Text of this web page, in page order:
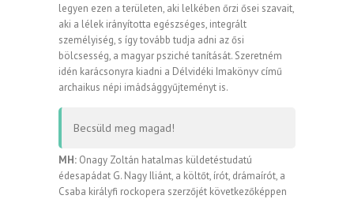
legyen ezen a területen, aki lelkében őrzi ősei szavait,
aki a lélek irányította egészséges, integrált
személyiség, s így tovább tudja adni az ősi
bölcsesség, a magyar psziché tanítását. Szeretném
idén karácsonyra kiadni a Délvidéki Imakönyv című
archaikus népi imádsággyűjteményt is.
Becsüld meg magad!
MH: Onagy Zoltán hatalmas küldetéstudatú
édesapádat G. Nagy Iliánt, a költőt, írót, drámaírót, a
Csaba királyfi rockopera szerzőjét következőképpen